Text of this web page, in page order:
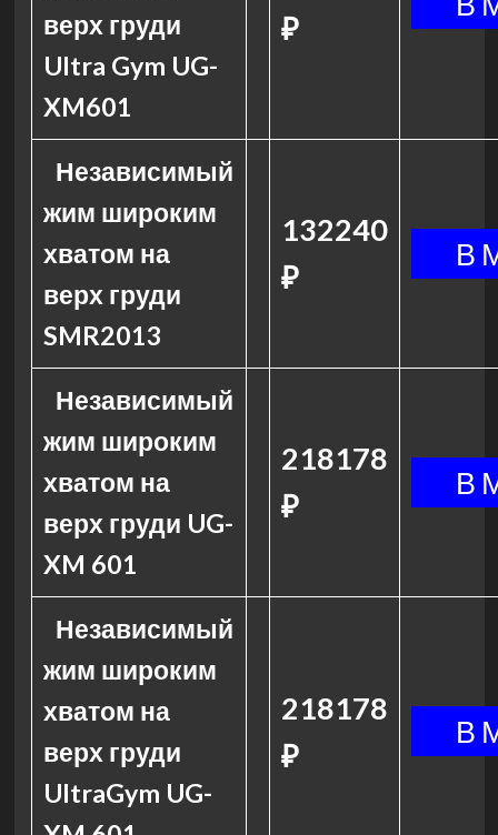
верх груди
Ultra Gym UG-
XM601
₽
Независимый
жим широким
хватом на
верх груди
SMR2013
132240
₽
Независимый
жим широким
хватом на
верх груди UG-
XM 601
218178
₽
Независимый
жим широким
хватом на
верх груди
UltraGym UG-
218178
₽